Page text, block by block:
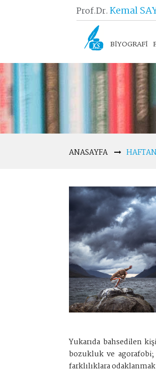
Prof.Dr.Kemal
BİYOGRAFİ
ANASAYFA
Yukarıda bahsedilen
bozukluk ve
farklılıklara